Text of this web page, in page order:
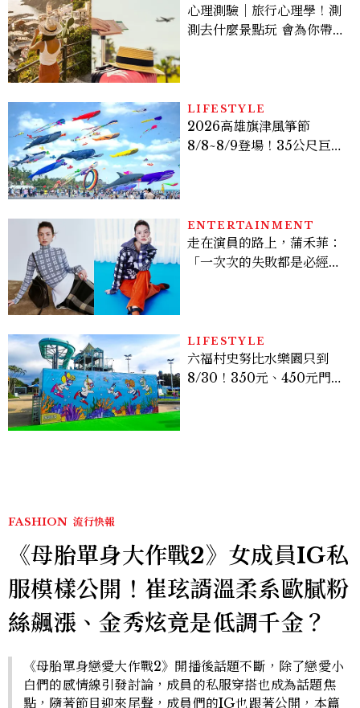
心理測驗｜旅行心理學！測
測去什麼景點玩 會為你帶來
LIFESTYLE
2026高雄旗津風箏節
8/8~8/9登場！35公尺巨大
ENTERTAINMENT
走在演員的路上，蒲禾菲：
「一次次的失敗都是必經過
LIFESTYLE
六福村史努比水樂園只到
8/30！350元、450元門票
FASHION 流行快報
《母胎單身大作戰2》女成員IG私
服模樣公開！崔玹諝溫柔系歐膩粉
絲飆漲、金秀炫竟是低調千金？
《母胎單身戀愛大作戰2》開播後話題不斷，除了戀愛小
白們的感情線引發討論，成員的私服穿搭也成為話題焦
點，隨著節目迎來尾聲，成員們的IG也跟著公開，本篇